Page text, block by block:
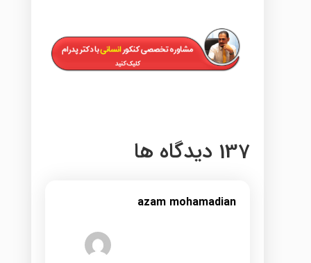
137 دیدگاه ها
azam mohamadian